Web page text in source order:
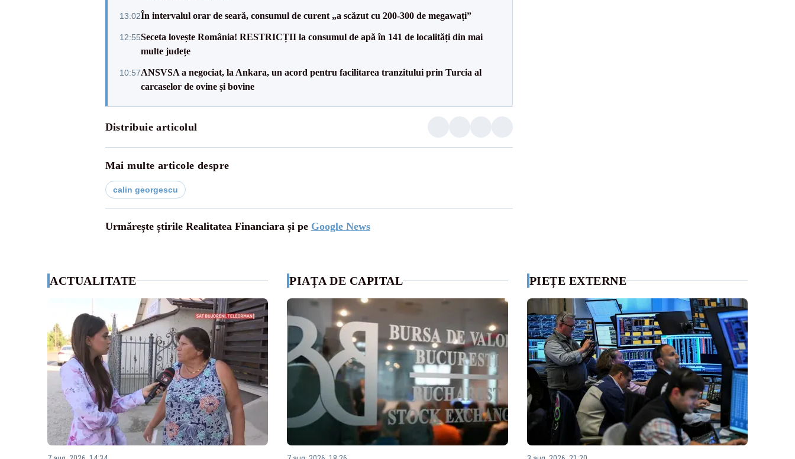
13:02În intervalul orar de seară, consumul de curent „a scăzut cu 200-300 de megawați”
12:55Seceta lovește România! RESTRICȚII la consumul de apă în 141 de localități din mai
multe județe
10:57ANSVSA a negociat, la Ankara, un acord pentru facilitarea tranzitului prin Turcia al
carcaselor de ovine și bovine
Distribuie articolul
Mai multe articole despre
calin georgescu
Urmărește știrile Realitatea Financiara și pe Google News
ACTUALITATE PIAȚA DE CAPITAL PIEȚE EXTERNE